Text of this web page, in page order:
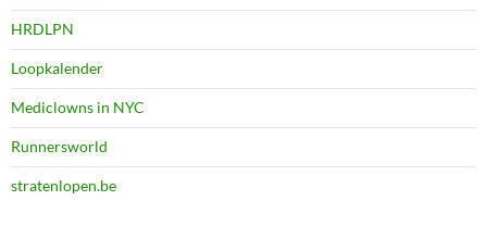
HRDLPN
Loopkalender
Mediclowns in NYC
Runnersworld
stratenlopen.be